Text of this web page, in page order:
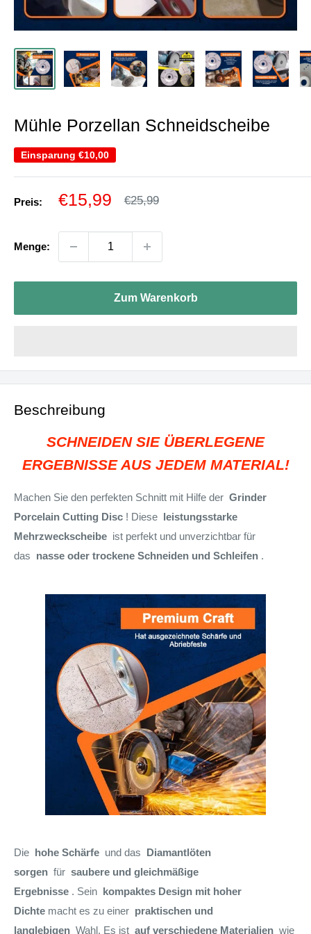
Mühle Porzellan Schneidscheibe
Einsparung €10,00
Preis: Sonderpreis
€15,99 Normalpreis
€25,99
Menge:
Zum Warenkorb
Beschreibung
SCHNEIDEN SIE ÜBERLEGENE
ERGEBNISSE AUS JEDEM MATERIAL!
Machen Sie den perfekten Schnitt mit Hilfe der Grinder
Porcelain Cutting Disc ! Diese leistungsstarke
Mehrzweckscheibe ist perfekt und unverzichtbar für
das nasse oder trockene Schneiden und Schleifen .
Die hohe Schärfe und das Diamantlöten
sorgen für saubere und gleichmäßige
Ergebnisse . Sein kompaktes Design mit hoher
Dichte macht es zu einer praktischen und
langlebigen Wahl. Es ist auf verschiedene Materialien wie